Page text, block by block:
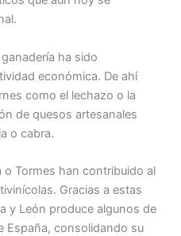
ha sido
económica. De ahí
como el lechazo o la
de quesos artesanales
o cabra.
o Tormes han contribuido al
Gracias a estas
y León produce algunos de
España, consolidando su